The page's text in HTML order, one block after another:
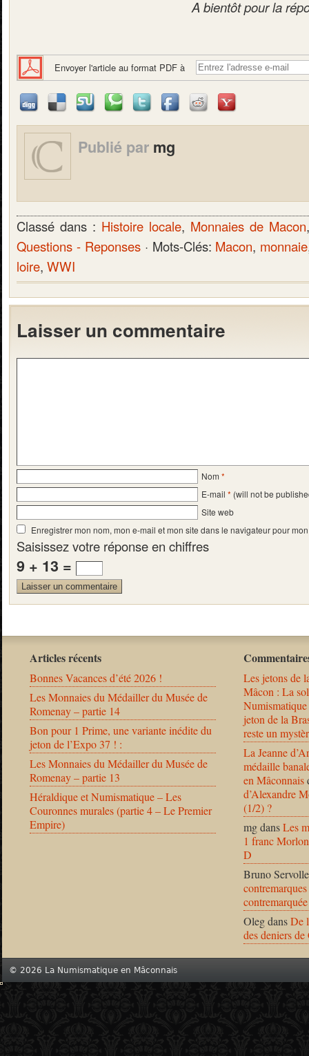
A bientôt pour la
Envoyer l'article au format PDF à
Publié par mg
Classé dans : Histoire locale, Monnaies de Macon
Questions - Reponses· Mots-Clés: Macon, monnaie
loire, WWI
Laisser un commentaire
Nom *
E-mail * (will not be
Site web
Enregistrer mon nom, mon e-mail et mon site dans le navigateur pour
Saisissez votre réponse en chiffres
9 + 13 =
Articles récents
Bonnes Vacances d’été 2026 !
Les Monnaies du Médailler du Musée de
Romenay – partie 14
Bon pour 1 Prime, une variante inédite du
jeton de l’Expo 37 ! :
Les Monnaies du Médailler du Musée de
Romenay – partie 13
Héraldique et Numismatique – Les
Couronnes murales (partie 4 – Le Premier
Empire)
Les jetons de
Mâcon : La
jeton de la
reste un
La Jeanne
médaille
en Mâconnais
d’Alexandre
(1/2) ?
mgdansLes
1 franc
D
Bruno Servolle
OlegdansDe
des deniers
© 2026 La Numismatique en Mâconnais